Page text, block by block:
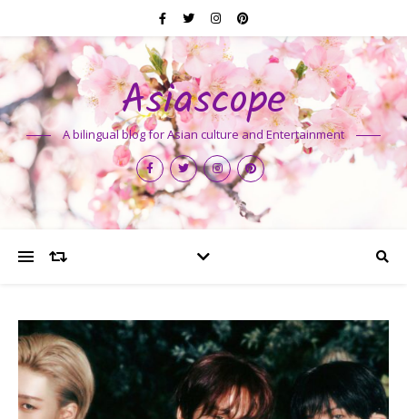
Asiascope
A bilingual blog for Asian culture and Entertainment